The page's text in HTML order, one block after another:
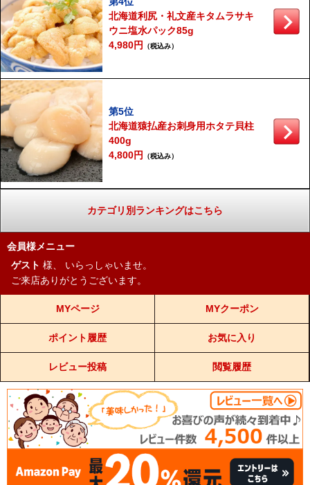
北海道利尻・礼文産キタムラサキ
ウニ塩水パック85g
4,980円
（税込み）
第5位
北海道猿払産お刺身用ホタテ貝柱
400g
4,800円
（税込み）
カテゴリ別ランキングはこちら
会員様メニュー
ゲスト 様、
いらっしゃいませ。
ご来店ありがとうございます。
MYページ MYクーポン
ポイント履歴 お気に入り
レビュー投稿 閲覧履歴